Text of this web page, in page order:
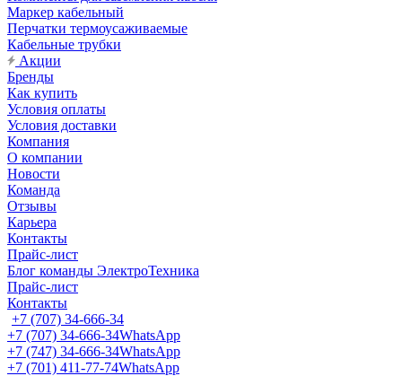
Маркер кабельный
Перчатки термоусаживаемые
Кабельные трубки
Акции
Бренды
Как купить
Условия оплаты
Условия доставки
Компания
О компании
Новости
Команда
Отзывы
Карьера
Контакты
Прайс-лист
Блог команды ЭлектроТехника
Прайс-лист
Контакты
+7 (707) 34-666-34
+7 (707) 34-666-34WhatsApp
+7 (747) 34-666-34WhatsApp
+7 (701) 411-77-74WhatsApp